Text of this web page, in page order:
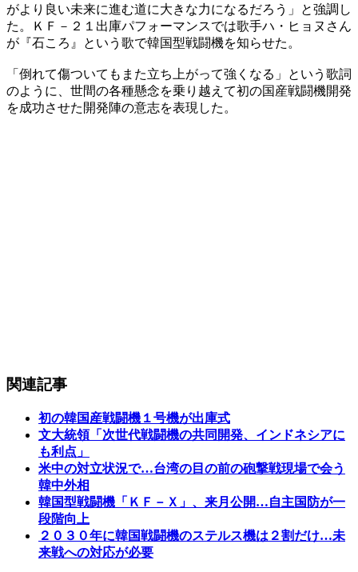
がより良い未来に進む道に大きな力になるだろう」と強調し
た。ＫＦ－２１出庫パフォーマンスでは歌手ハ・ヒョヌさん
が『石ころ』という歌で韓国型戦闘機を知らせた。
「倒れて傷ついてもまた立ち上がって強くなる」という歌詞
のように、世間の各種懸念を乗り越えて初の国産戦闘機開発
を成功させた開発陣の意志を表現した。
関連記事
初の韓国産戦闘機１号機が出庫式
文大統領「次世代戦闘機の共同開発、インドネシアに
も利点」
米中の対立状況で…台湾の目の前の砲撃戦現場で会う
韓中外相
韓国型戦闘機「ＫＦ－Ｘ」、来月公開…自主国防が一
段階向上
２０３０年に韓国戦闘機のステルス機は２割だけ…未
来戦への対応が必要